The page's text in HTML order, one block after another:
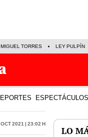
MIGUEL TORRES LEY PULPÍN
ESPECTÁCULOS
2021 | 23:02 h
LO